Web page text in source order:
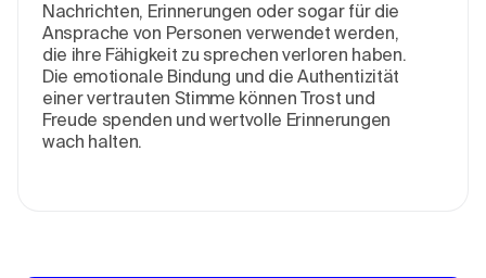
Nachrichten, Erinnerungen oder sogar für die
Ansprache von Personen verwendet werden,
die ihre Fähigkeit zu sprechen verloren haben.
Die emotionale Bindung und die Authentizität
einer vertrauten Stimme können Trost und
Freude spenden und wertvolle Erinnerungen
wach halten.